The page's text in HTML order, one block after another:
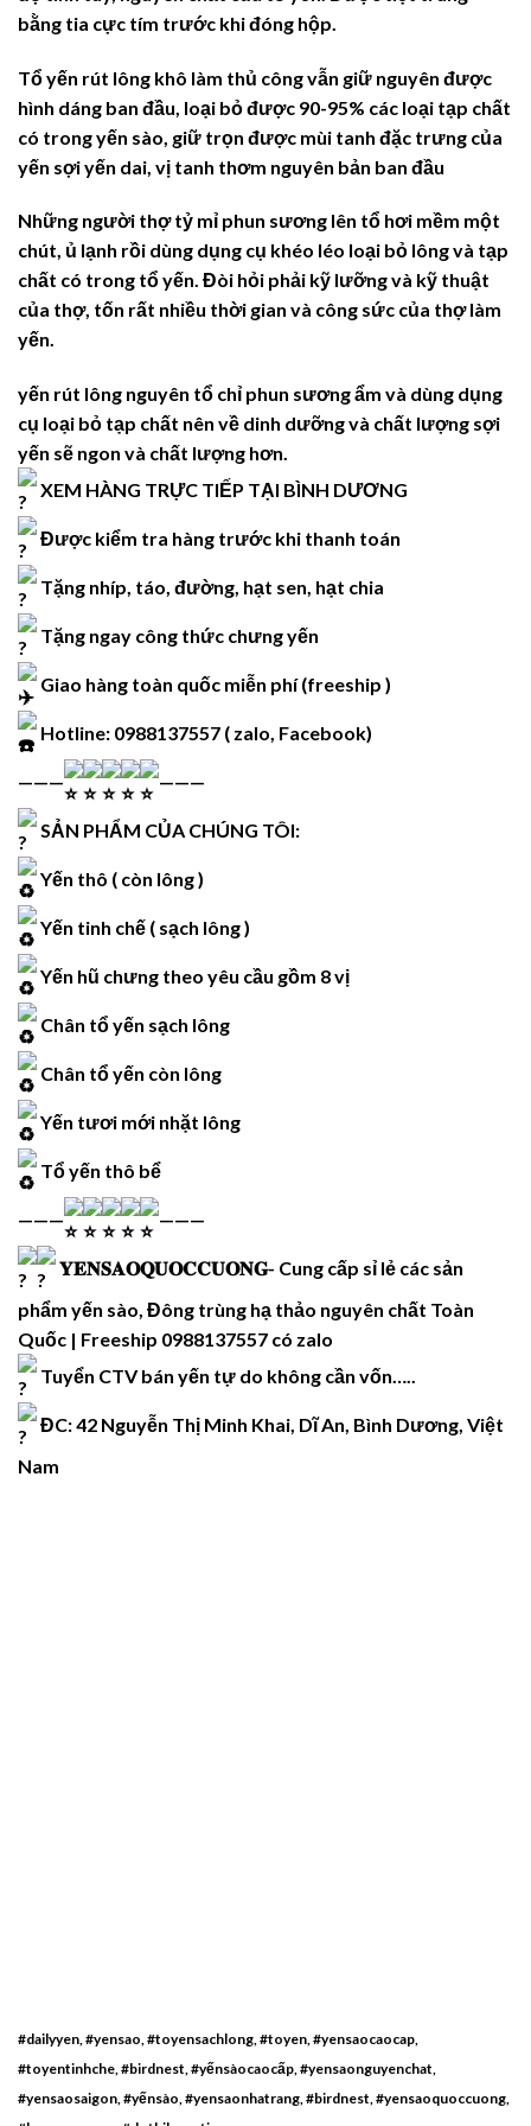
bằng tia cực tím trước khi đóng hộp.
Tổ yến rút lông khô làm thủ công vẫn giữ nguyên được
hình dáng ban đầu, loại bỏ được 90-95% các loại tạp chất
có trong yến sào, giữ trọn được mùi tanh đặc trưng của
yến sợi yến dai, vị tanh thơm nguyên bản ban đầu
Những người thợ tỷ mỉ phun sương lên tổ hơi mềm một
chút, ủ lạnh rồi dùng dụng cụ khéo léo loại bỏ lông và tạp
chất có trong tổ yến. Đòi hỏi phải kỹ lưỡng và kỹ thuật
của thợ, tốn rất nhiều thời gian và công sức của thợ làm
yến.
yến rút lông nguyên tổ chỉ phun sương ẩm và dùng dụng
cụ loại bỏ tạp chất nên về dinh dưỡng và chất lượng sợi
yến sẽ ngon và chất lượng hơn.
XEM HÀNG TRỰC TIẾP TẠI BÌNH DƯƠNG
Được kiểm tra hàng trước khi thanh toán
Tặng nhíp, táo, đường, hạt sen, hạt chia
Tặng ngay công thức chưng yến
Giao hàng toàn quốc miễn phí (freeship )
Hotline: 0988137557 ( zalo, Facebook)
——— ———
SẢN PHẨM CỦA CHÚNG TÔI:
Yến thô ( còn lông )
Yến tinh chế ( sạch lông )
Yến hũ chưng theo yêu cầu gồm 8 vị
Chân tổ yến sạch lông
Chân tổ yến còn lông
Yến tươi mới nhặt lông
Tổ yến thô bể
——— ———
𝐘𝐄𝐍𝐒𝐀𝐎𝐐𝐔𝐎𝐂𝐂𝐔𝐎𝐍𝐆- Cung cấp sỉ lẻ các sản
phẩm yến sào, Đông trùng hạ thảo nguyên chất Toàn
Quốc | Freeship 0988137557 có zalo
Tuyển CTV bán yến tự do không cần vốn…..
ĐC: 42 Nguyễn Thị Minh Khai, Dĩ An, Bình Dương, Việt
Nam
#dailyyen, #yensao, #toyensachlong, #toyen, #yensaocaocap,
#toyentinhche, #birdnest, #yếnsàocaocấp, #yensaonguyenchat,
#yensaosaigon, #yếnsào, #yensaonhatrang, #birdnest, #yensaoquoccuong,